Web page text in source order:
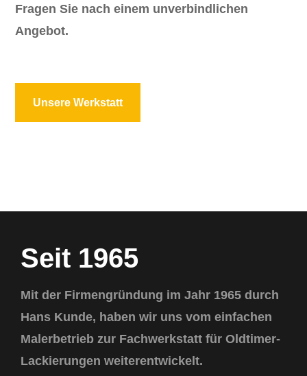
Fragen Sie nach einem unverbindlichen
Angebot.
Unsere Werkstatt
Seit 1965
Mit der Firmengründung im Jahr 1965 durch
Hans Kunde, haben wir uns vom einfachen
Malerbetrieb zur Fachwerkstatt für Oldtimer-
Lackierungen weiterentwickelt.